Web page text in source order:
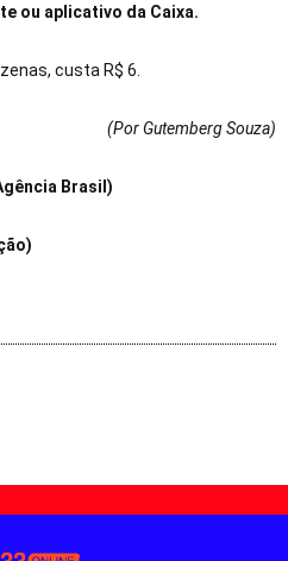
ou aplicativo da Caixa.
custa R$ 6.
(Por Gutemberg Souza)
Brasil)